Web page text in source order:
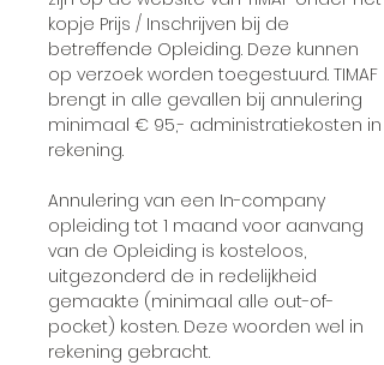
kopje Prijs / Inschrijven bij de
betreffende Opleiding. Deze kunnen
op verzoek worden toegestuurd. TIMAF
brengt in alle gevallen bij annulering
minimaal € 95,- administratiekosten in
rekening.
Annulering van een In-company
opleiding tot 1 maand voor aanvang
van de Opleiding is kosteloos,
uitgezonderd de in redelijkheid
gemaakte (minimaal alle out-of-
pocket) kosten. Deze woorden wel in
rekening gebracht.